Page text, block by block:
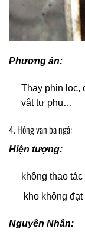
Phương án:
Thay phin lọc,
vật tư phụ…
4. Hỏng van ba ngả:
Hiện tượng:
không thao
kho không đạt
Nguyên Nhân: